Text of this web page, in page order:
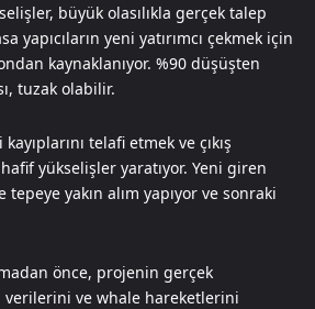
büyük olasılıkla gerçek talep
yapıcıların yeni yatırımcı çekmek için
kaynaklanıyor. %90 düşüşten
tuzak olabilir.
telafi etmek ve çıkış
yükselişler yaratıyor. Yeni giren
tepeye yakın alım yapıyor ve sonraki
önce, projenin gerçek
verilerini ve whale hareketlerini